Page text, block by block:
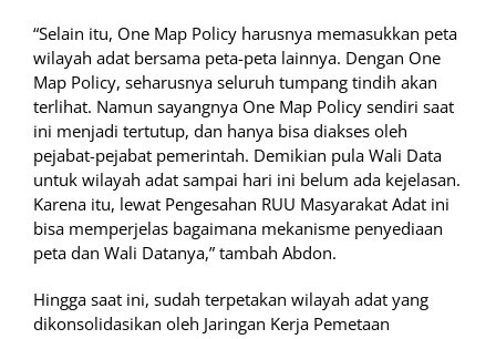
“Selain itu, One Map Policy harusnya memasukkan peta
wilayah adat bersama peta-peta lainnya. Dengan One
Map Policy, seharusnya seluruh tumpang tindih akan
terlihat. Namun sayangnya One Map Policy sendiri saat
ini menjadi tertutup, dan hanya bisa diakses oleh
pejabat-pejabat pemerintah. Demikian pula Wali Data
untuk wilayah adat sampai hari ini belum ada kejelasan.
Karena itu, lewat Pengesahan RUU Masyarakat Adat ini
bisa memperjelas bagaimana mekanisme penyediaan
peta dan Wali Datanya,” tambah Abdon.
Hingga saat ini, sudah terpetakan wilayah adat yang
dikonsolidasikan oleh Jaringan Kerja Pemetaan